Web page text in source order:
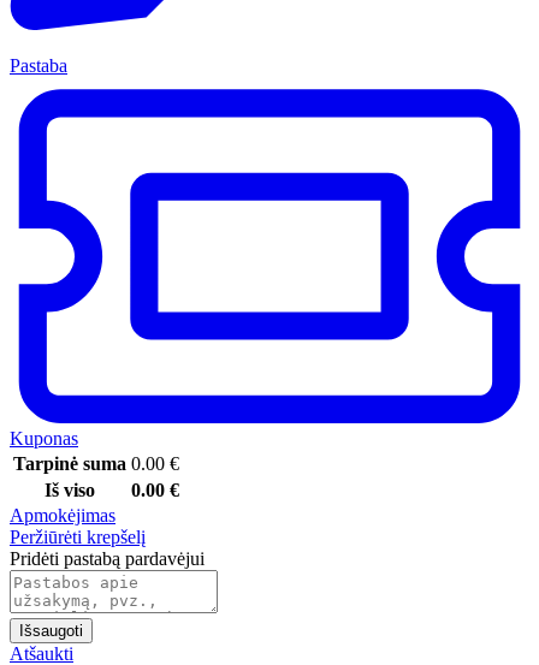
Pastaba
Kuponas
Tarpinė suma 0.00 €
Iš viso
0.00 €
Apmokėjimas
Peržiūrėti krepšelį
Pridėti pastabą pardavėjui
Išsaugoti
Atšaukti